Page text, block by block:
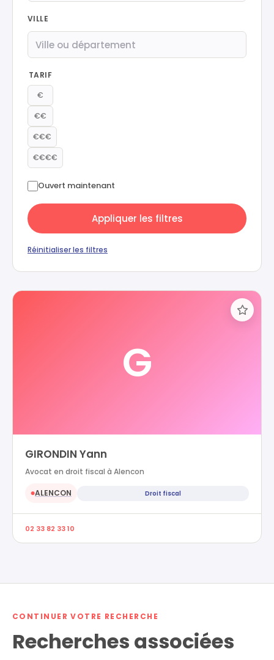
VILLE
TARIF
€
€€
€€€
€€€€
Ouvert maintenant
Appliquer les filtres
Réinitialiser les filtres
G
GIRONDIN Yann
Avocat en droit fiscal à Alencon
●ALENCON Droit fiscal
02 33 82 33 10
CONTINUER VOTRE RECHERCHE
Recherches associées